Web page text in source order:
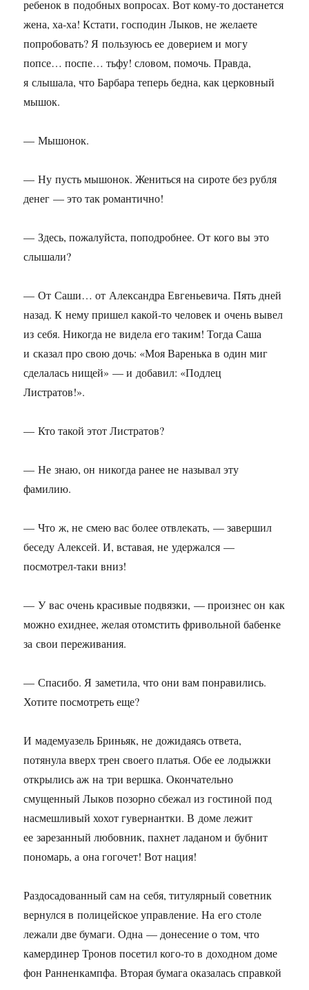
ребенок в подобных вопросах. Вот кому-то достанется
жена, ха-ха! Кстати, господин Лыков, не желаете
попробовать? Я пользуюсь ее доверием и могу
попсе… поспе… тьфу! словом, помочь. Правда,
я слышала, что Барбара теперь бедна, как церковный
мышок.
— Мышонок.
— Ну пусть мышонок. Жениться на сироте без рубля
денег — это так романтично!
— Здесь, пожалуйста, поподробнее. От кого вы это
слышали?
— От Саши… от Александра Евгеньевича. Пять дней
назад. К нему пришел какой-то человек и очень вывел
из себя. Никогда не видела его таким! Тогда Саша
и сказал про свою дочь: «Моя Варенька в один миг
сделалась нищей» — и добавил: «Подлец
Листратов!».
— Кто такой этот Листратов?
— Не знаю, он никогда ранее не называл эту
фамилию.
— Что ж, не смею вас более отвлекать, — завершил
беседу Алексей. И, вставая, не удержался —
посмотрел-таки вниз!
— У вас очень красивые подвязки, — произнес он как
можно ехиднее, желая отомстить фривольной бабенке
за свои переживания.
— Спасибо. Я заметила, что они вам понравились.
Хотите посмотреть еще?
И мадемуазель Бриньяк, не дожидаясь ответа,
потянула вверх трен своего платья. Обе ее лодыжки
открылись аж на три вершка. Окончательно
смущенный Лыков позорно сбежал из гостиной под
насмешливый хохот гувернантки. В доме лежит
ее зарезанный любовник, пахнет ладаном и бубнит
пономарь, а она гогочет! Вот нация!
Раздосадованный сам на себя, титулярный советник
вернулся в полицейское управление. На его столе
лежали две бумаги. Одна — донесение о том, что
камердинер Тронов посетил кого-то в доходном доме
фон Ранненкампфа. Вторая бумага оказалась справкой